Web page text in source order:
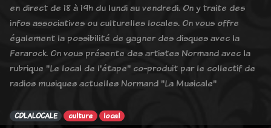
en direct de 18 à 19h du lundi au vendredi. On y traite des
infos associatives ou culturelles locales. On vous offre
également la possibilité de gagner des disques avec la
Ferarock. On vous présente des artistes Normand avec la
rubrique "Le local de l'étape" co-produit par le collectif de
radios musiques actuelles Normand "La Musicale"
CDLALOCALE culture local